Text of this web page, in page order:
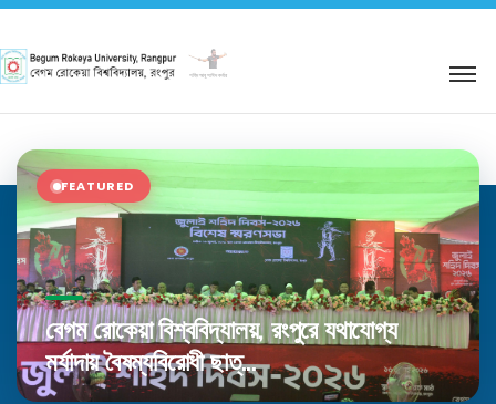
শহিদ আবু সাঈদ কর্নার
FEATURED
বেগম রোকেয়া বিশ্ববিদ্যালয়, রংপুরে যথাযোগ্য
মর্যাদায় বৈষম্যবিরোধী ছাত্...